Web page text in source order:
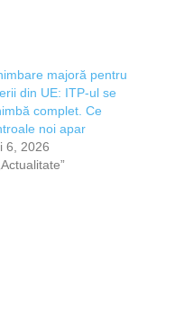
majoră pentru
din UE: ITP-ul se
complet. Ce
noi apar
6, 2026